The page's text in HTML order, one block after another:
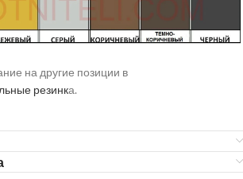
на другие позиции в
резинка.